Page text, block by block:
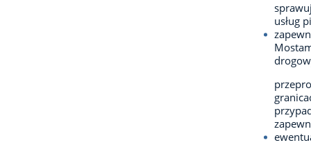
usług